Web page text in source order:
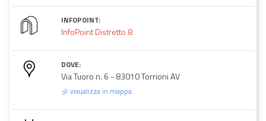
INFOPOINT:
InfoPoint Distretto 8
DOVE:
Via Tuoro n. 6 - 83010 Torrioni AV
visualizza in mappa